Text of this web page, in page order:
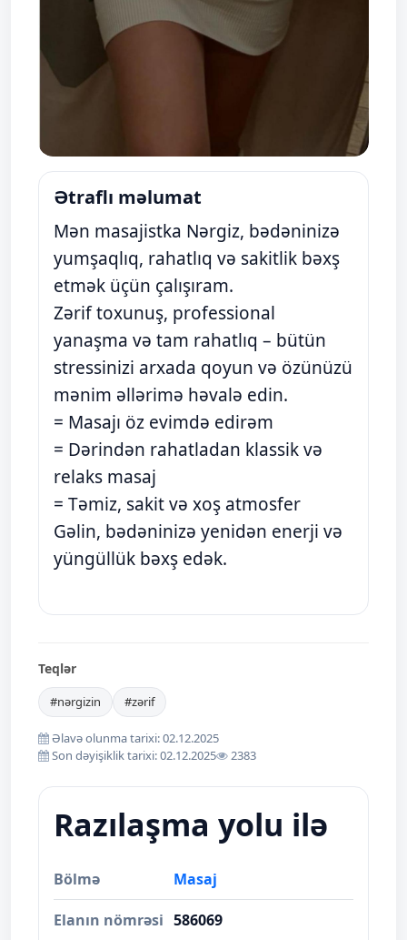
Ətraflı məlumat
Mən masajistka Nərgiz, bədəninizə
yumşaqlıq, rahatlıq və sakitlik bəxş
etmək üçün çalışıram.
Zərif toxunuş, professional
yanaşma və tam rahatlıq – bütün
stressinizi arxada qoyun və özünüzü
mənim əllərimə həvalə edin.
= Masajı öz evimdə edirəm
= Dərindən rahatladan klassik və
relaks masaj
= Təmiz, sakit və xoş atmosfer
Gəlin, bədəninizə yenidən enerji və
yüngüllük bəxş edək.
Teqlər
#nərgizin #zərif
Əlavə olunma tarixi: 02.12.2025
Son dəyişiklik tarixi: 02.12.2025
2383
Razılaşma yolu ilə
Bölmə Masaj
Elanın nömrəsi 586069